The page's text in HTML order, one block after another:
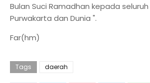
Bulan Suci Ramadhan kepada
Purwakarta dan Dunia ".
Far(hm)
Tags daerah